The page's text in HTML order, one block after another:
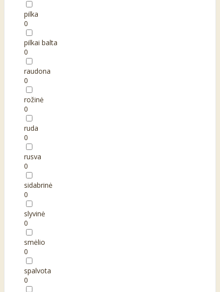
pilka
0
pilkai balta
0
raudona
0
rožinė
0
ruda
0
rusva
0
sidabrinė
0
slyvinė
0
smėlio
0
spalvota
0